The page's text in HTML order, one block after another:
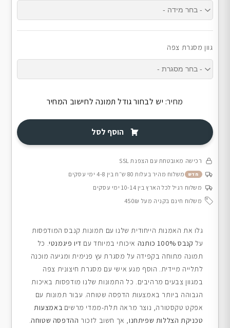
גוון מסגרת צפה
מחיר: יש לבחור גודל תמונה לחישוב המחיר
הוסף לסל
רכישה מאובטחת עם הצפנת SSL
חדש
משלוח מהיר בעלות 80 ש״ח בין 4-8 ימי עסקים
משלוח רגיל לכל הארץ בין 10-14 ימי עסקים
משלוח חינם בקניה מעל 450₪
גלו את האמנות הייחודית שלנו עם תמונות קנבס המודפסות
על קנבס 100% כותנה איכותי במיוחד עם דיו פיגמנטי. כל
תמונה מתוחה בקפידה על מסגרת עץ פנימית ומגיעה מוכנה
לתלייה מיידית. הוסף מגע אישי עם מסגרת חיצונית צפה
במגוון צבעים מרהיבים. כל התמונות שלנו מודפסות באיכות
הגבוהה ביותר באמצעות הדפסה שטוחה. עבור תמונות עם
אפקט טקסטורה, נוצר מראה תלת-ממדי מרשים באמצעות
טכניקת הצללות שפיתחנו, אך חשוב לזכור ההדפסה שטוחה.